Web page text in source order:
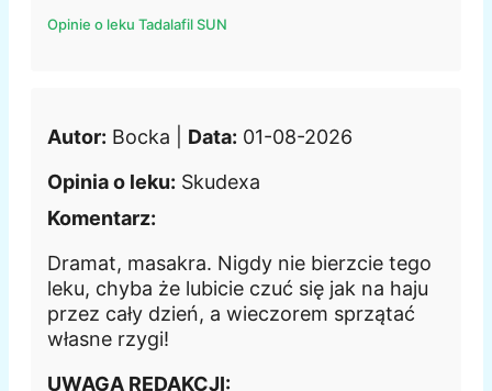
Opinie o leku Tadalafil SUN
Autor: Bocka | Data: 01-08-2026
Opinia o leku: Skudexa
Komentarz:
Dramat, masakra. Nigdy nie bierzcie tego
leku, chyba że lubicie czuć się jak na haju
przez cały dzień, a wieczorem sprzątać
własne rzygi!
UWAGA REDAKCJI: